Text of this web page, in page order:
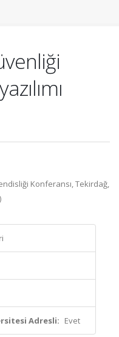
Konferansı, Tekirdağ,
Adresli: Evet